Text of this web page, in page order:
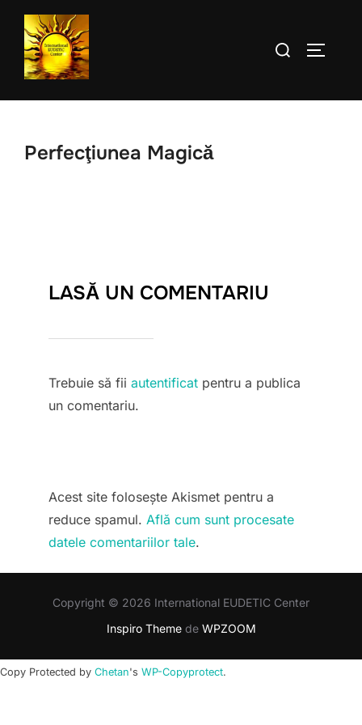
conținut
Caută
Perfecţiunea Magică
LASĂ UN COMENTARIU
Trebuie să fii autentificat pentru a publica
un comentariu.
Acest site folosește Akismet pentru a
reduce spamul. Află cum sunt procesate
datele comentariilor tale.
Copyright © 2026 International EUDETIC Center
Inspiro Themede WPZOOM
Copy Protected by Chetan's WP-Copyprotect.